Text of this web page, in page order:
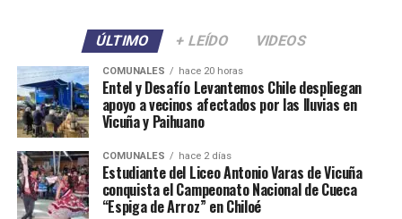
ÚLTIMO + LEÍDO VIDEOS
COMUNALES hace 20 horas
Entel y Desafío Levantemos Chile despliegan
apoyo a vecinos afectados por las lluvias en
Vicuña y Paihuano
COMUNALES hace 2 días
Estudiante del Liceo Antonio Varas de Vicuña
conquista el Campeonato Nacional de Cueca
“Espiga de Arroz” en Chiloé